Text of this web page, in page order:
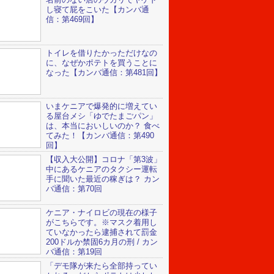
し寝て屁をこいた【カンバ通
信：第469回】
トイレを借りたかっただけなの
に、なぜかポテトを買うことに
なった【カンバ通信：第481回】
いまケニアで爆発的に増えてい
る屋台メシ「ゆでたまごパン」
は、本当においしいのか？ 食べ
てみた！【カンバ通信：第490
回】
【収入大公開】コロナ「第3波」
中にあるケニアのタクシー運転
手に聞いた最近の稼ぎは？ カン
バ通信：第70回
ケニア・ナイロビの現在の様子
がこちらです。※マスク着用し
ていなかったら逮捕されて罰金
200ドルか禁固6カ月の刑 / カン
バ通信：第19回
「デモ隊が来たら全部持ってい